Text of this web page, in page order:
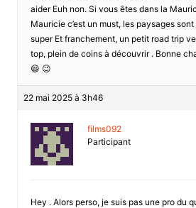
aider Euh non. Si vous êtes dans la
Mauricie c’est un must, les paysages
super Et franchement, un petit road trip
top, plein de coins à découvrir . Bonne
😄 😉
22 mai 2025 à 3h46
films092
Participant
Hey . Alors perso, je suis pas une pro du